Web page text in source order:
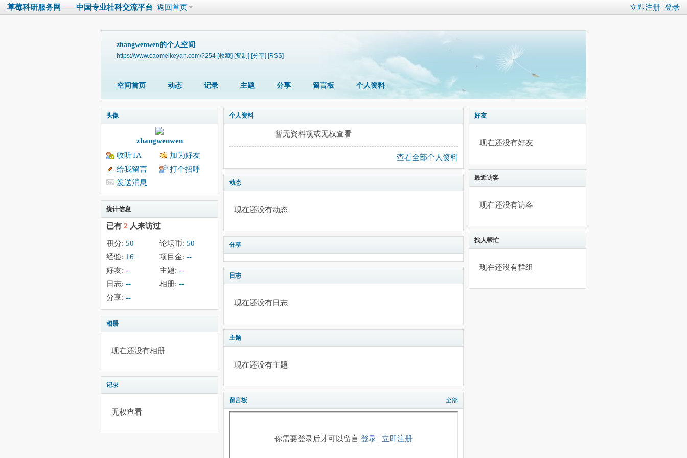
立即注册 登录
草莓科研服务网——中国专业社科交流平台 返回首页
zhangwenwen的个人空间
https://www.caomeikeyan.com/?254 [收藏] [复制] [分享] [RSS]
空间首页 动态 记录 主题 分享 留言板 个人资料
头像
zhangwenwen
收听TA
加为好友
给我留言
打个招呼
发送消息
统计信息
已有 2 人来访过
积分: 50 论坛币: 50
经验: 16 项目金: --
好友: -- 主题: --
日志: -- 相册: --
分享: --
相册
现在还没有相册
记录
无权查看
个人资料
暂无资料项或无权查看
查看全部个人资料
动态
现在还没有动态
分享
日志
现在还没有日志
主题
现在还没有主题
留言板 全部
你需要登录后才可以留言 登录 | 立即注册
好友
现在还没有好友
最近访客
现在还没有访客
找人帮忙
现在还没有群组